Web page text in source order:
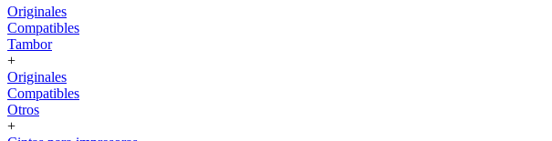
Originales
Compatibles
Tambor
+
Originales
Compatibles
Otros
+